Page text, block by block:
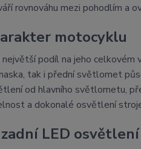
rovnováhu mezi pohodlím a
motocyklu
podíl na jeho
tak i přední světlomet
od hlavního světlometu,
a dokonalé osvětlení
LED osvětlení